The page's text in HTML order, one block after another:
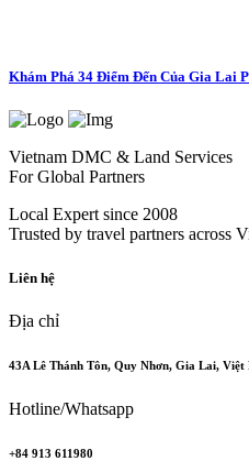
Khám Phá 34 Điểm Đến Của Gia Lai
Vietnam DMC & Land Services
For Global Partners
Local Expert since 2008
Trusted by travel partners across
Liên hệ
Địa chỉ
43A Lê Thánh Tôn, Quy Nhơn, Gia Lai, Việt
Hotline/Whatsapp
+84 913 611980